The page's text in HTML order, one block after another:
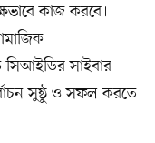
কাজ করবে।
সিআইডির সাইবার
সুষ্ঠু ও সফল করতে